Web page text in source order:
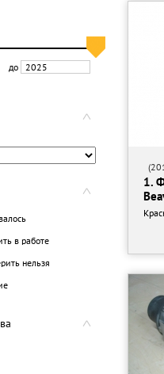
1.
до
в работе
нельзя